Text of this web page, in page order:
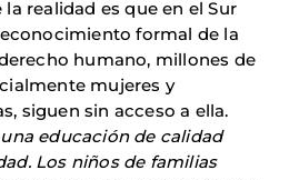
realidad es que en el Sur
formal de la
humano, millones de
mujeres y
siguen sin acceso a ella.
educación de calidad
Los niños de familias